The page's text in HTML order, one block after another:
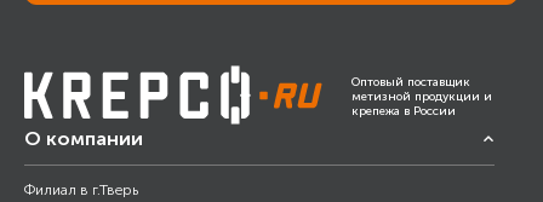
Оптовый поставщик
метизной продукции и
крепежа в России
О компании
Филиал в г.Тверь